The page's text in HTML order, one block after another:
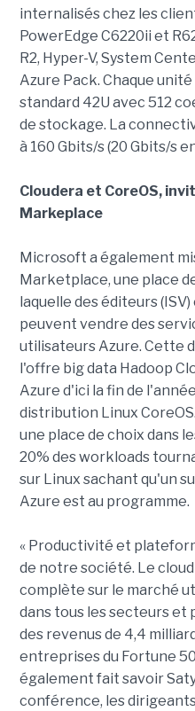
internalisés chez les
PowerEdge C6220ii et
R2, Hyper-V, System
Azure Pack. Chaque
standard 42U avec 512
de stockage. La
à 160 Gbits/s (20 Gbits/s
Cloudera et CoreOS,
Markeplace
Microsoft a également
Marketplace, une place
laquelle des éditeurs
peuvent vendre des
utilisateurs Azure. Cette
l'offre big data Hadoop
Azure d'ici la fin de
distribution Linux
une place de choix dans
20% des workloads
sur Linux sachant qu'un
Azure est au programme.
« Productivité et
de notre société. Le
complète sur le marché
dans tous les secteurs et
des revenus de 4,4
entreprises du Fortune
également fait savoir
conférence, les